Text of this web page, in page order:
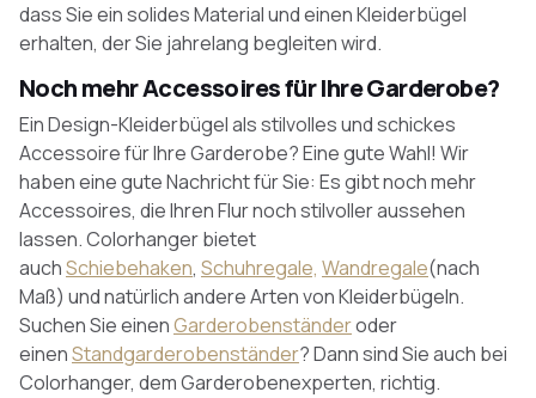
dass Sie ein solides Material und einen Kleiderbügel
erhalten, der Sie jahrelang begleiten wird.
Noch mehr Accessoires für Ihre Garderobe?
Ein Design-Kleiderbügel als stilvolles und schickes
Accessoire für Ihre Garderobe? Eine gute Wahl! Wir
haben eine gute Nachricht für Sie: Es gibt noch mehr
Accessoires, die Ihren Flur noch stilvoller aussehen
lassen. Colorhanger bietet
auchSchiebehaken, Schuhregale, Wandregale(nach
Maß) und natürlich andere Arten von Kleiderbügeln.
Suchen Sie einenGarderobenständeroder
einenStandgarderobenständer? Dann sind Sie auch bei
Colorhanger, dem Garderobenexperten, richtig.